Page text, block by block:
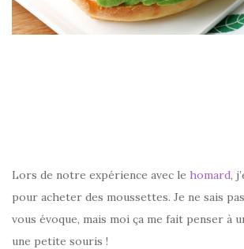
Lors de notre expérience avec le homard,
pour acheter des moussettes. Je ne sais
vous évoque, mais moi ça me fait penser à
une petite souris !